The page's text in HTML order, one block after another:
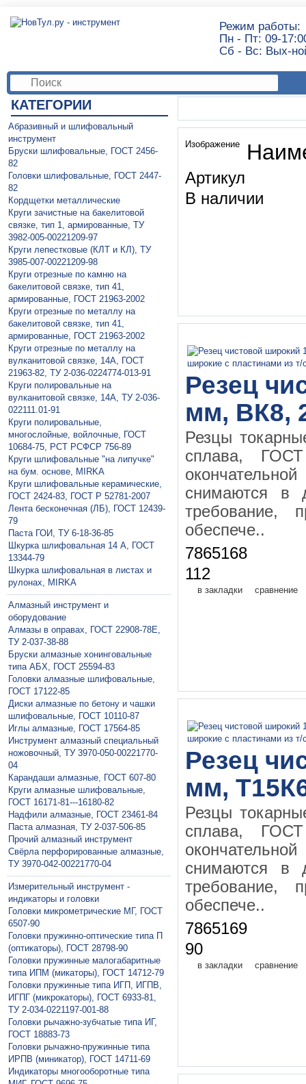
Режим работы:
Пн - Пт: 09-
Сб - Вс: Вых-
КАТЕГОРИИ
Абразивный и шлифовальный
инструмент
Бруски шлифовальные, ГОСТ 2456-
82
Головки шлифовальные, ГОСТ 2447-
82
Кордщетки металлические
Круги зачистные на бакелитовой
связке, тип 1, армированные, ТУ
3982-005-00221209-97
Круги лепестковые (КЛТ и КЛ), ТУ
3985-007-00221209-98
Круги отрезные по камню на
бакелитовой связке, тип 41,
армированные, ГОСТ 21963-2002
Круги отрезные по металлу на
бакелитовой связке, тип 41,
армированные, ГОСТ 21963-2002
Круги отрезные по металлу на
вулканитовой связке, 14А, ГОСТ
21963-82, ТУ 2-036-0224774-013-91
Круги полировальные на
вулканитовой связке, 14А, ТУ 2-036-
022111.01-91
Круги полировальные,
многослойные, войлочные, ГОСТ
10684-75, РСТ РСФСР 756-89
Круги шлифовальные "на липучке"
на бум. основе, MIRKA
Круги шлифовальные керамические,
ГОСТ 2424-83, ГОСТ P 52781-2007
Лента бесконечная (ЛБ), ГОСТ 12439-
79
Паста ГОИ, ТУ 6-18-36-85
Шкурка шлифовальная 14 А, ГОСТ
13344-79
Шкурка шлифовальная в листах и
рулонах, MIRKA
Алмазный инструмент и
оборудование
Алмазы в оправах, ГОСТ 22908-78Е,
ТУ 2-037-38-88
Бруски алмазные хонинговальные
типа АБХ, ГОСТ 25594-83
Головки алмазные шлифовальные,
ГОСТ 17122-85
Диски алмазные по бетону и чашки
шлифовальные, ГОСТ 10110-87
Иглы алмазные, ГОСТ 17564-85
Инструмент алмазный специальный
ножовочный, ТУ 3970-050-00221770-
04
Карандаши алмазные, ГОСТ 607-80
Круги алмазные шлифовальные,
ГОСТ 16171-81---16180-82
Надфили алмазные, ГОСТ 23461-84
Паста алмазная, ТУ 2-037-506-85
Прочий алмазный инструмент
Свёрла перфорированные алмазные,
ТУ 3970-042-00221770-04
Измерительный инструмент -
индикаторы и головки
Головки микрометрические МГ, ГОСТ
6507-90
Головки пружинно-оптические типа П
(оптикаторы), ГОСТ 28798-90
Головки пружинные малогабаритные
типа ИПМ (микаторы), ГОСТ 14712-79
Головки пружинные типа ИГП, ИГПВ,
ИГПГ (микрокаторы), ГОСТ 6933-81,
ТУ 2-034-0221197-001-88
Головки рычажно-зубчатые типа ИГ,
ГОСТ 18883-73
Головки рычажно-пружинные типа
ИРПВ (миникатор), ГОСТ 14711-69
Индикаторы многооборотные типа
Изображение
Артикул
В наличии
Резец
мм, ВК8,
Резцы
сплава,
снимаются в
требование,
обеспече..
7865168
112
в закладки сравнение
Резец
мм,
Резцы
сплава,
снимаются в
требование,
обеспече..
7865169
90
в закладки сравнение